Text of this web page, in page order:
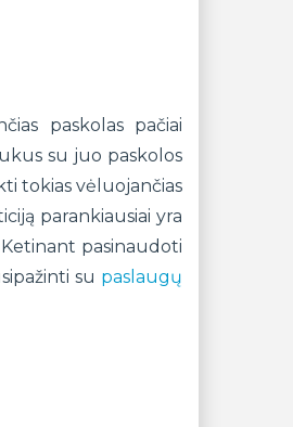
paskolas pačiai
su juo paskolos
tokias vėluojančias
parankiausiai yra
pasinaudoti
su paslaugų